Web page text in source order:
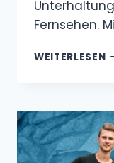
Fernsehen.
WEITERLESEN